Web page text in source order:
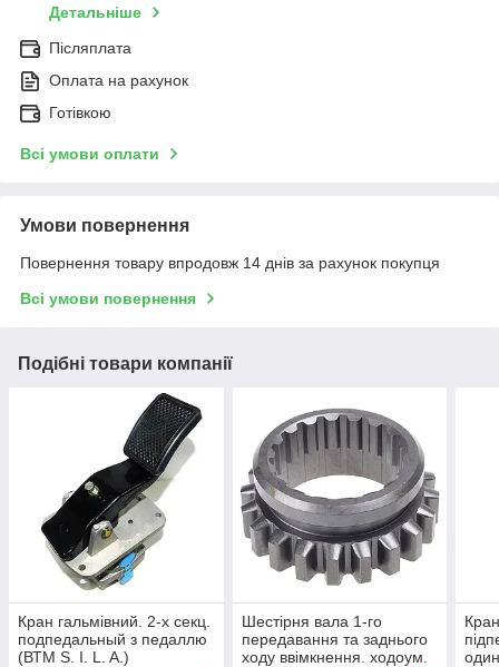
Детальніше
Післяплата
Оплата на рахунок
Готівкою
Всі умови оплати
Умови повернення
Повернення товару впродовж 14 днів за рахунок покупця
Всі умови повернення
Подібні товари компанії
Кран гальмівний. 2-х секц.
подпедальный з педаллю
(ВТМ S. I. L. A.)
Шестірня вала 1-го
передавання та заднього
ходу ввімкнення. ходоум.